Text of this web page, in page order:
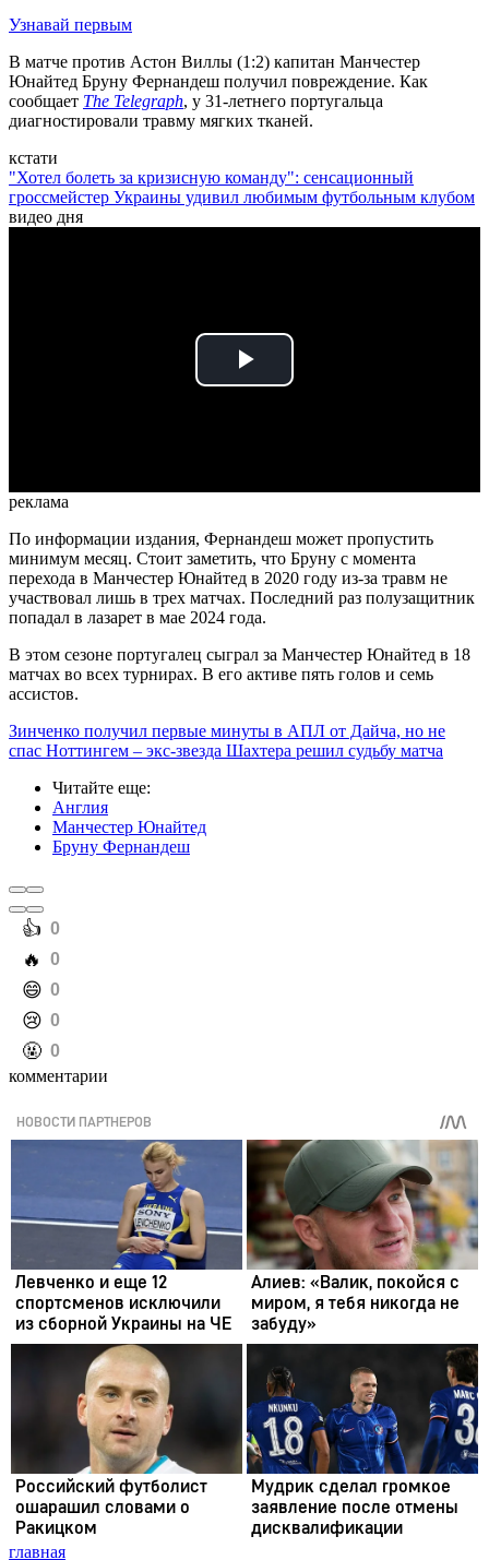
Узнавай первым
В матче против Астон Виллы (1:2) капитан Манчестер
Юнайтед Бруну Фернандеш получил повреждение. Как
сообщает The Telegraph, у 31-летнего португальца
диагностировали травму мягких тканей.
кстати
"Хотел болеть за кризисную команду": сенсационный
гроссмейстер Украины удивил любимым футбольным клубом
видео дня
Play
реклама
По информации издания, Фернандеш может пропустить
минимум месяц. Стоит заметить, что Бруну с момента
перехода в Манчестер Юнайтед в 2020 году из-за травм не
участвовал лишь в трех матчах. Последний раз полузащитник
попадал в лазарет в мае 2024 года.
В этом сезоне португалец сыграл за Манчестер Юнайтед в 18
матчах во всех турнирах. В его активе пять голов и семь
ассистов.
Зинченко получил первые минуты в АПЛ от Дайча, но не
спас Ноттингем – экс-звезда Шахтера решил судьбу матча
Читайте еще:
Англия
Манчестер Юнайтед
Бруну Фернандеш
️👍 0
️🔥 0
️😄 0
️😢 0
️🤬 0
комментарии
главная